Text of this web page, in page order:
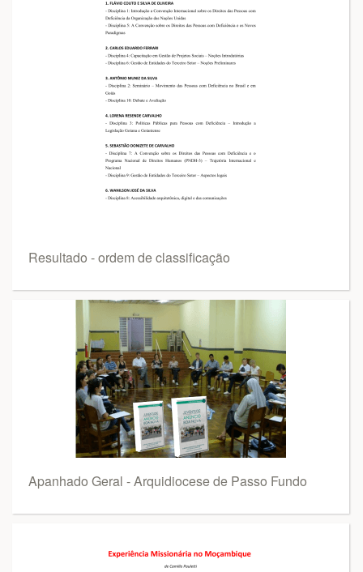
Resultado - ordem de classificação
Apanhado Geral - Arquidiocese de Passo Fundo